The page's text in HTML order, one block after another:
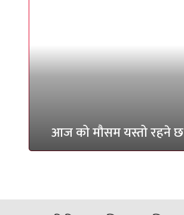
आज को मौसम यस्तो रहने छ